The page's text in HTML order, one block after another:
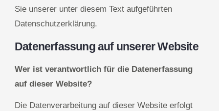
Sie unserer unter diesem Text aufgeführten
Datenschutzerklärung.
Datenerfassung auf unserer Website
Wer ist verantwortlich für die Datenerfassung
auf dieser Website?
Die Datenverarbeitung auf dieser Website erfolgt